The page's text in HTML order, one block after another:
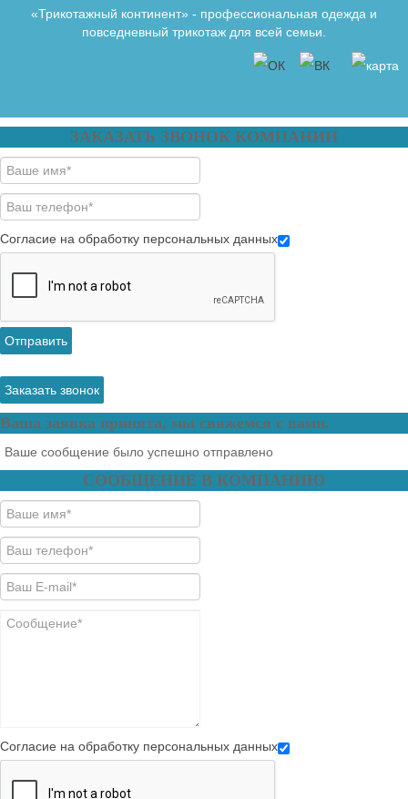
«Трикотажный континент» - профессиональная одежда и
повседневный трикотаж для всей семьи.
ЗАКАЗАТЬ ЗВОНОК КОМПАНИИ
Согласие на обработку персональных данных
Отправить
Заказать звонок
Ваша заявка принята, мы свяжемся с вами.
Ваше сообщение было успешно отправлено
СООБЩЕНИЕ В КОМПАНИЮ
Согласие на обработку персональных данных